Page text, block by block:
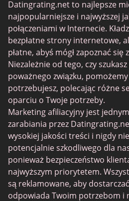
BBPeopleMeet
Witryny Sugar Daddy
JPeopleMeet
Trans Dating
Senior serwisy randkowe
MyLOL
Gejowskie Randki
Randki dla lesbijek
Czarne serwisy randkowe
SugarDaddyMeet
LatinAmericanCupid
Datingrating.net to najlepsze
najpopularniejsze i najwyższej
połączeniami w Internecie.
bezpłatne strony internetowe,
płatne, abyś mógł zapoznać
Niezależnie od tego, czy
poważnego związku,
potrzebujesz, polecając różne
oparciu o Twoje potrzeby.
Marketing afiliacyjny jest
zarabiania przez
wysokiej jakości treści i nigdy
potencjalnie szkodliwego dla
ponieważ bezpieczeństwo
najwyższym priorytetem.
są reklamowane, aby
odpowiada Twoim potrzebom i